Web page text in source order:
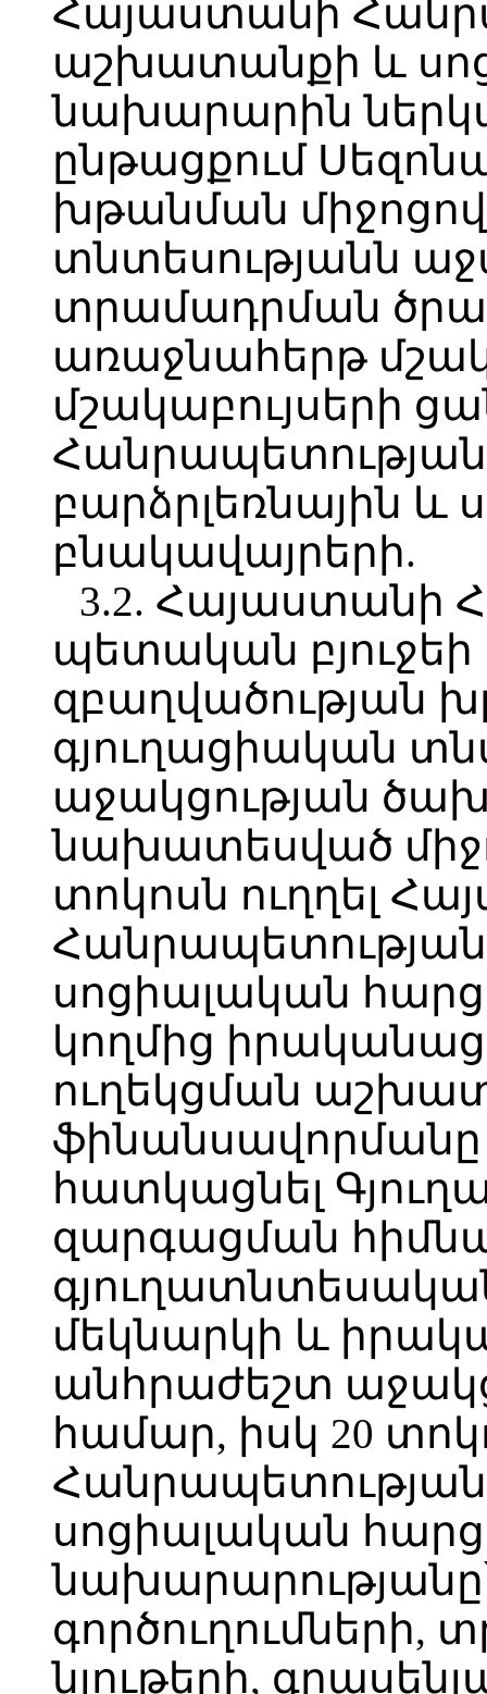
Հայաստանի
աշխատանքի և
նախարարին
ընթացքում
խթանման
տնտեսությանն
տրամադրման
առաջնահերթ
մշակաբույսերի
Հանրապետության
բարձրլեռնային և
բնակավայրերի.
3.2. Հայաստանի
պետական բյուջեի
զբաղվածության
գյուղացիական
աջակցության
նախատեսված
տոկոսն ուղղել
սոցիալական
կողմից
ուղեկցման
ֆինանսավորմանը
հատկացնել
զարգացման
մեկնարկի և
անհրաժեշտ
համար, իսկ 20
սոցիալական
գործուղումների,
նյութերի,